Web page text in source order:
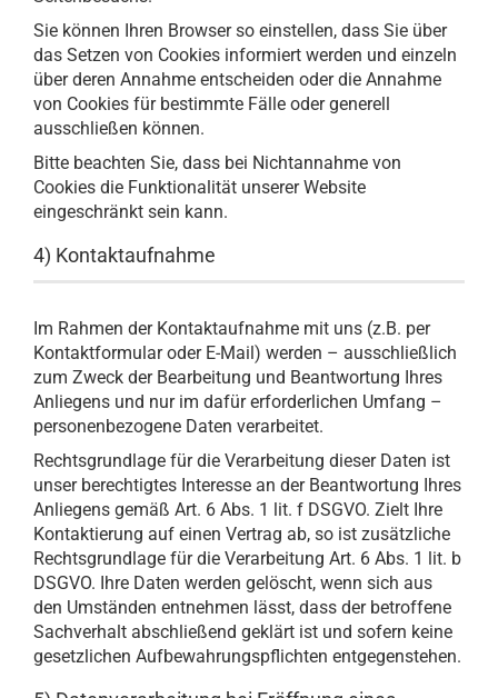
Sie können Ihren Browser so einstellen, dass Sie über
das Setzen von Cookies informiert werden und einzeln
über deren Annahme entscheiden oder die Annahme
von Cookies für bestimmte Fälle oder generell
ausschließen können.
Bitte beachten Sie, dass bei Nichtannahme von
Cookies die Funktionalität unserer Website
eingeschränkt sein kann.
4) Kontaktaufnahme
Im Rahmen der Kontaktaufnahme mit uns (z.B. per
Kontaktformular oder E-Mail) werden – ausschließlich
zum Zweck der Bearbeitung und Beantwortung Ihres
Anliegens und nur im dafür erforderlichen Umfang –
personenbezogene Daten verarbeitet.
Rechtsgrundlage für die Verarbeitung dieser Daten ist
unser berechtigtes Interesse an der Beantwortung Ihres
Anliegens gemäß Art. 6 Abs. 1 lit. f DSGVO. Zielt Ihre
Kontaktierung auf einen Vertrag ab, so ist zusätzliche
Rechtsgrundlage für die Verarbeitung Art. 6 Abs. 1 lit. b
DSGVO. Ihre Daten werden gelöscht, wenn sich aus
den Umständen entnehmen lässt, dass der betroffene
Sachverhalt abschließend geklärt ist und sofern keine
gesetzlichen Aufbewahrungspflichten entgegenstehen.